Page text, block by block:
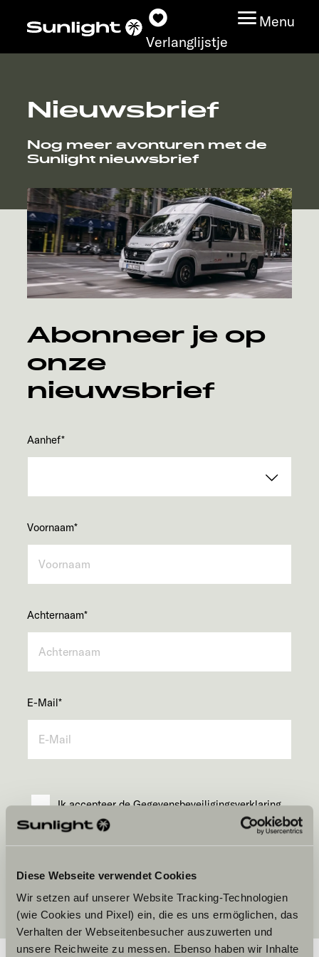
Diese Webseite verwendet Cookies
Wir setzen auf unserer Website Tracking-Technologien
(wie Cookies und Pixel) ein, die es uns ermöglichen, das
Verhalten der Webseitenbesucher auszuwerten und
unsere Reichweite zu messen. Ebenso haben wir Inhalte
Verlanglijstje
Menu
Modeloverzicht
Configurator
Vind jouw Sunlight
Vind jouw dealer
Ontdek
Nieuwsbrief
Nog meer avonturen met de
Sunlight nieuwsbrief
Abonneer je op
onze
nieuwsbrief
Aanhef*
Voornaam*
Achternaam*
E-Mail*
Ik accepteer deGegevensbeveiligingsverklaring.